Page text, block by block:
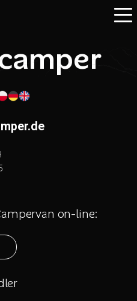
on-line: